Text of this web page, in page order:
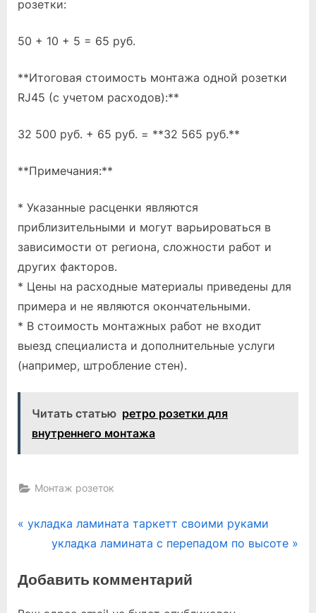
розетки:
50 + 10 + 5 = 65 руб.
**Итоговая стоимость монтажа одной розетки
RJ45 (с учетом расходов):**
32 500 руб. + 65 руб. = **32 565 руб.**
**Примечания:**
* Указанные расценки являются
приблизительными и могут варьироваться в
зависимости от региона, сложности работ и
других факторов.
* Цены на расходные материалы приведены для
примера и не являются окончательными.
* В стоимость монтажных работ не входит
выезд специалиста и дополнительные услуги
(например, штробление стен).
Читать статью ретро розетки для
внутреннего монтажа
Монтаж розеток
Навигация
записям
P
v
укладка ламината таркетт своими руками
N
x
укладка ламината с перепадом по высоте
Добавить комментарий